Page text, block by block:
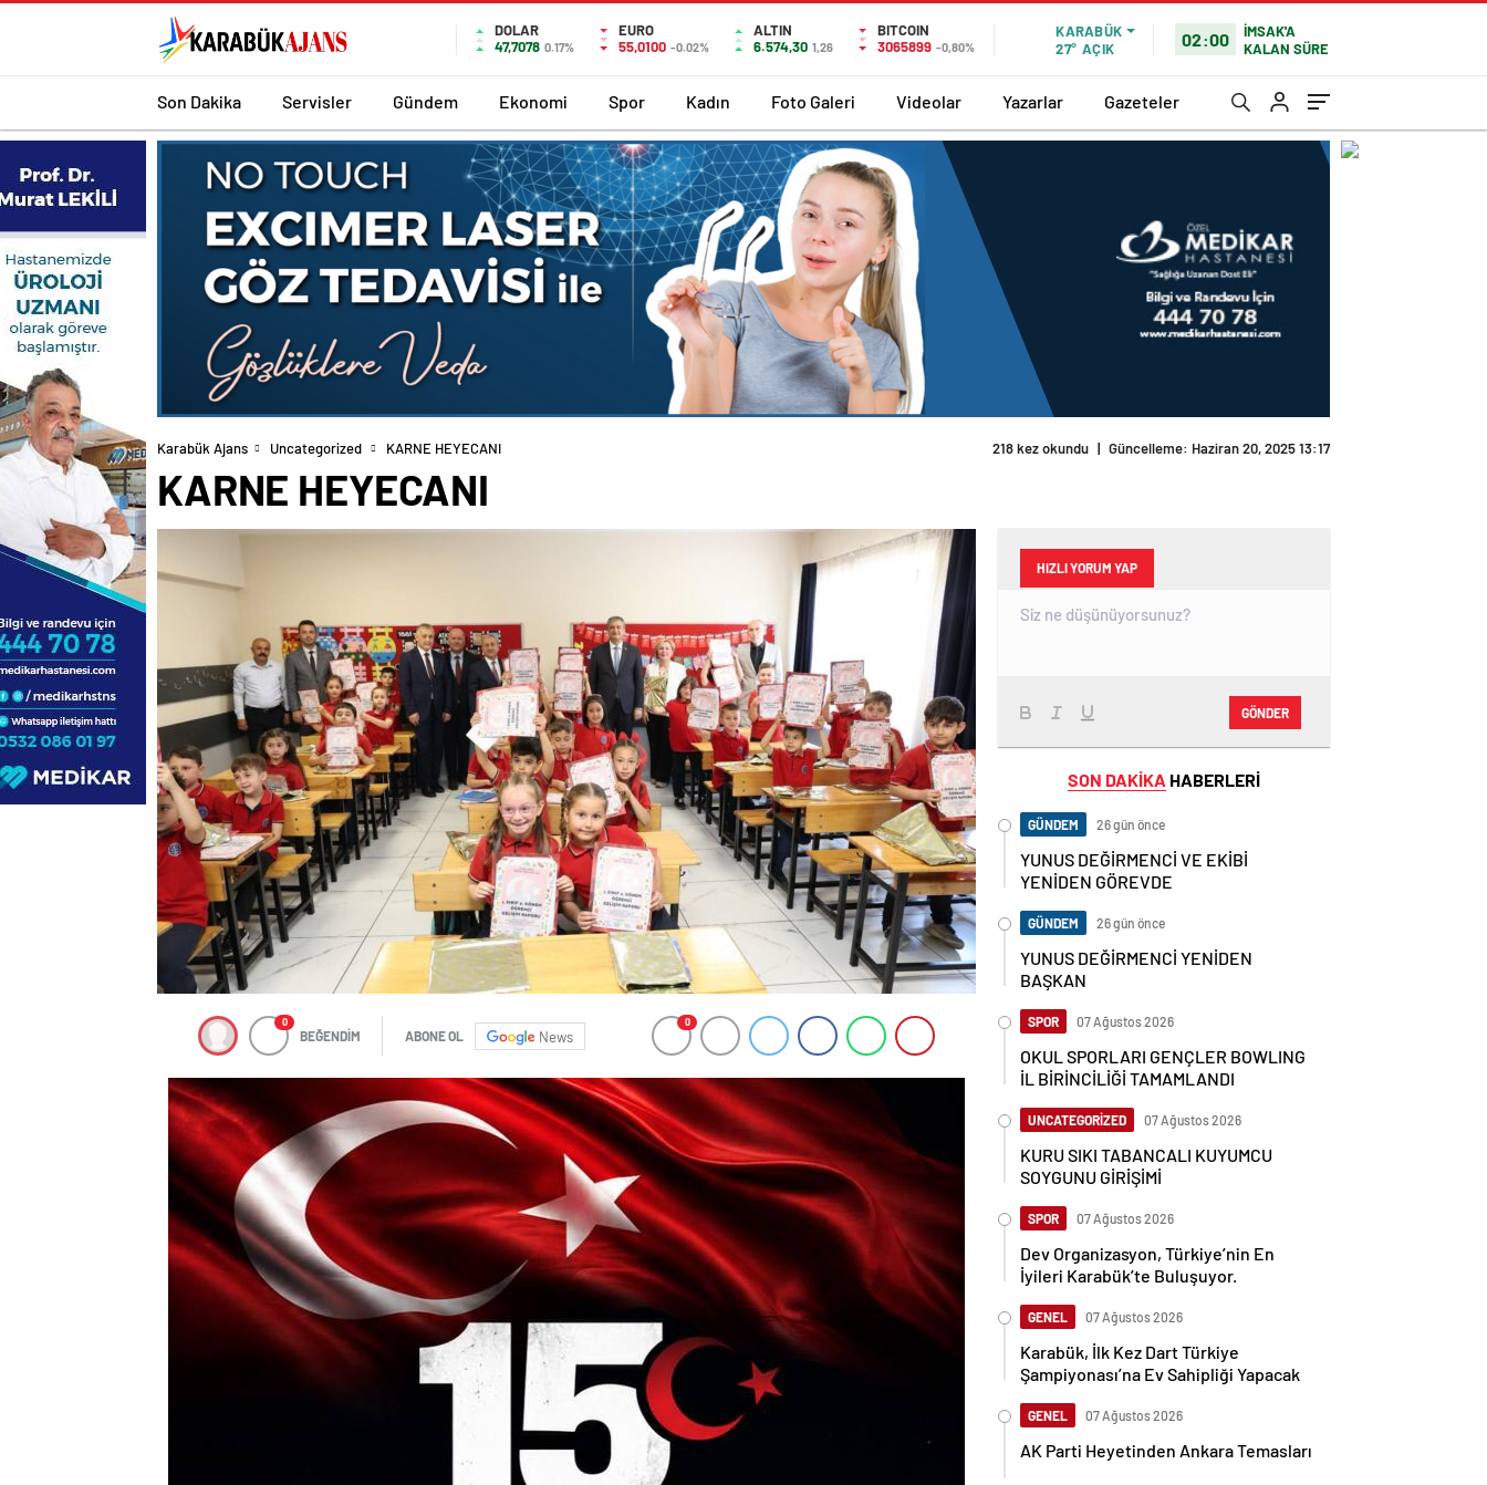
DOLAR
47,7078 0.17%
EURO
55,0100 -0.02%
ALTIN
6.574,30 1,26
BITCOIN
3065899 -0,80%
KARABÜK
27° AÇIK 02:00
İMSAK'A
KALAN SÜRE
Son Dakika Servisler Gündem Ekonomi Spor Kadın Foto Galeri Videolar Yazarlar Gazeteler
Karabük Ajans Uncategorized KARNE HEYECANI 218 kez okundu | Güncelleme: Haziran 20, 2025 13:17
KARNE HEYECANI
0
BEĞENDİM ABONE OL News
0
HIZLI YORUM YAP
GÖNDER
SON DAKİKA HABERLERİ
GÜNDEM 26 gün önce
YUNUS DEĞİRMENCİ VE EKİBİ
YENİDEN GÖREVDE
GÜNDEM 26 gün önce
YUNUS DEĞİRMENCİ YENİDEN
BAŞKAN
SPOR 07 Ağustos 2026
OKUL SPORLARI GENÇLER BOWLING
İL BİRİNCİLİĞİ TAMAMLANDI
UNCATEGORİZED 07 Ağustos 2026
KURU SIKI TABANCALI KUYUMCU
SOYGUNU GİRİŞİMİ
SPOR 07 Ağustos 2026
Dev Organizasyon, Türkiye’nin En
İyileri Karabük’te Buluşuyor.
GENEL 07 Ağustos 2026
Karabük, İlk Kez Dart Türkiye
Şampiyonası’na Ev Sahipliği Yapacak
GENEL 07 Ağustos 2026
AK Parti Heyetinden Ankara Temasları